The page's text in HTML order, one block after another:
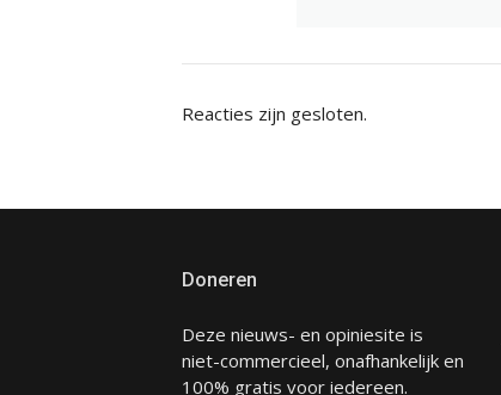
Reacties zijn gesloten.
Doneren
Deze nieuws- en opiniesite is
niet-commercieel, onafhankelijk en
100% gratis voor iedereen.